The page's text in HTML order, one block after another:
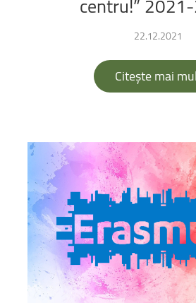
centru!”
22.12.2021
Citește mai